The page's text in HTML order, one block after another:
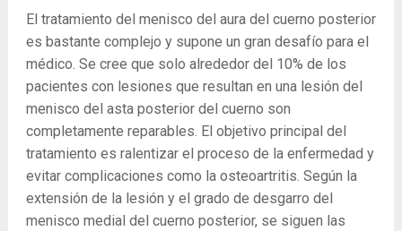
El tratamiento del menisco del aura del cuerno posterior
es bastante complejo y supone un gran desafío para el
médico. Se cree que solo alrededor del 10% de los
pacientes con lesiones que resultan en una lesión del
menisco del asta posterior del cuerno son
completamente reparables. El objetivo principal del
tratamiento es ralentizar el proceso de la enfermedad y
evitar complicaciones como la osteoartritis. Según la
extensión de la lesión y el grado de desgarro del
menisco medial del cuerno posterior, se siguen las